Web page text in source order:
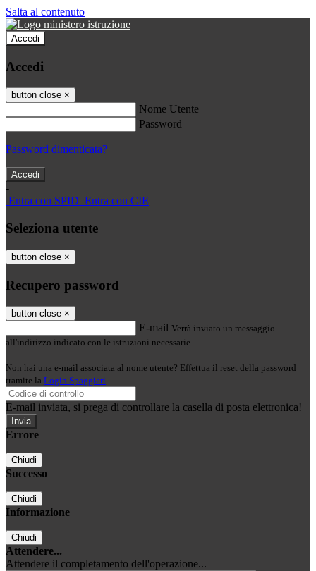
Salta al contenuto
Accedi
Accedi
button close ×
Nome Utente
Password
Password dimenticata?
-
Entra con SPID Entra con CIE
Seleziona utente
button close ×
Recupero password
button close ×
E-mail Verrà inviato un messaggio
all'indirizzo indicato con le istruzioni necessarie.
Non hai una e-mail associata al nome utente? Effettua il reset della password
tramite la Login Spaggiari
E-mail inviata, si prega di controllare la casella di posta elettronica!
Errore
Chiudi
Successo
Chiudi
Informazione
Chiudi
Attendere...
Attendere il completamento dell'operazione...